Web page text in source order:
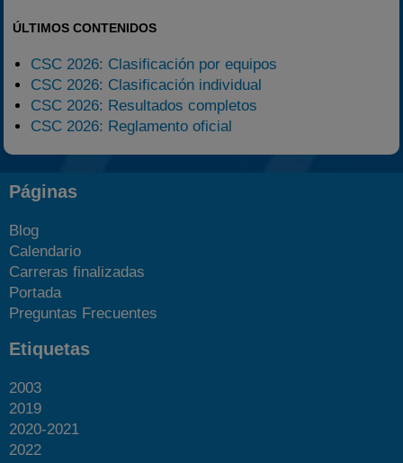
ÚLTIMOS CONTENIDOS
CSC 2026: Clasificación por equipos
CSC 2026: Clasificación individual
CSC 2026: Resultados completos
CSC 2026: Reglamento oficial
Páginas
Blog
Calendario
Carreras finalizadas
Portada
Preguntas Frecuentes
Etiquetas
2003
2019
2020-2021
2022